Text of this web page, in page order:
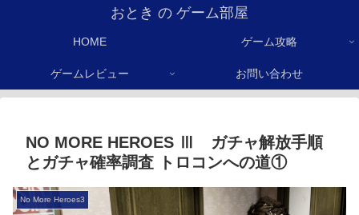
おとき の ゲーム部屋
HOME ゲーム攻略
ゲームレビュー お問い合わせ
NO MORE HEROES Ⅲ ガチャ解放手順
とガチャ確率調査 トロコンへの道①
No More Heroes3